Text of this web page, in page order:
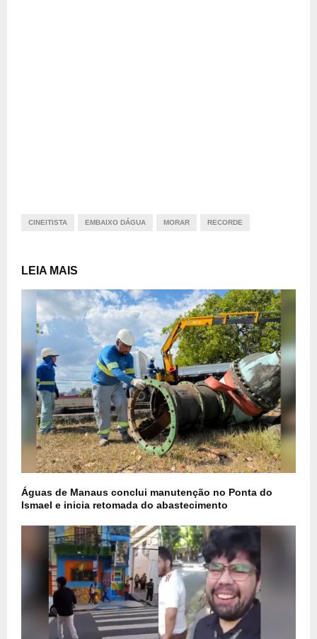
CINEITISTA EMBAIXO DÁGUA MORAR RECORDE
LEIA MAIS
Águas de Manaus conclui manutenção no Ponta do
Ismael e inicia retomada do abastecimento